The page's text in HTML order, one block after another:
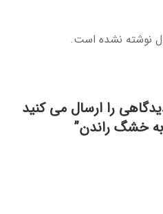
نوشته نشده است.
را ارسال می کنید
خشگ راندن”